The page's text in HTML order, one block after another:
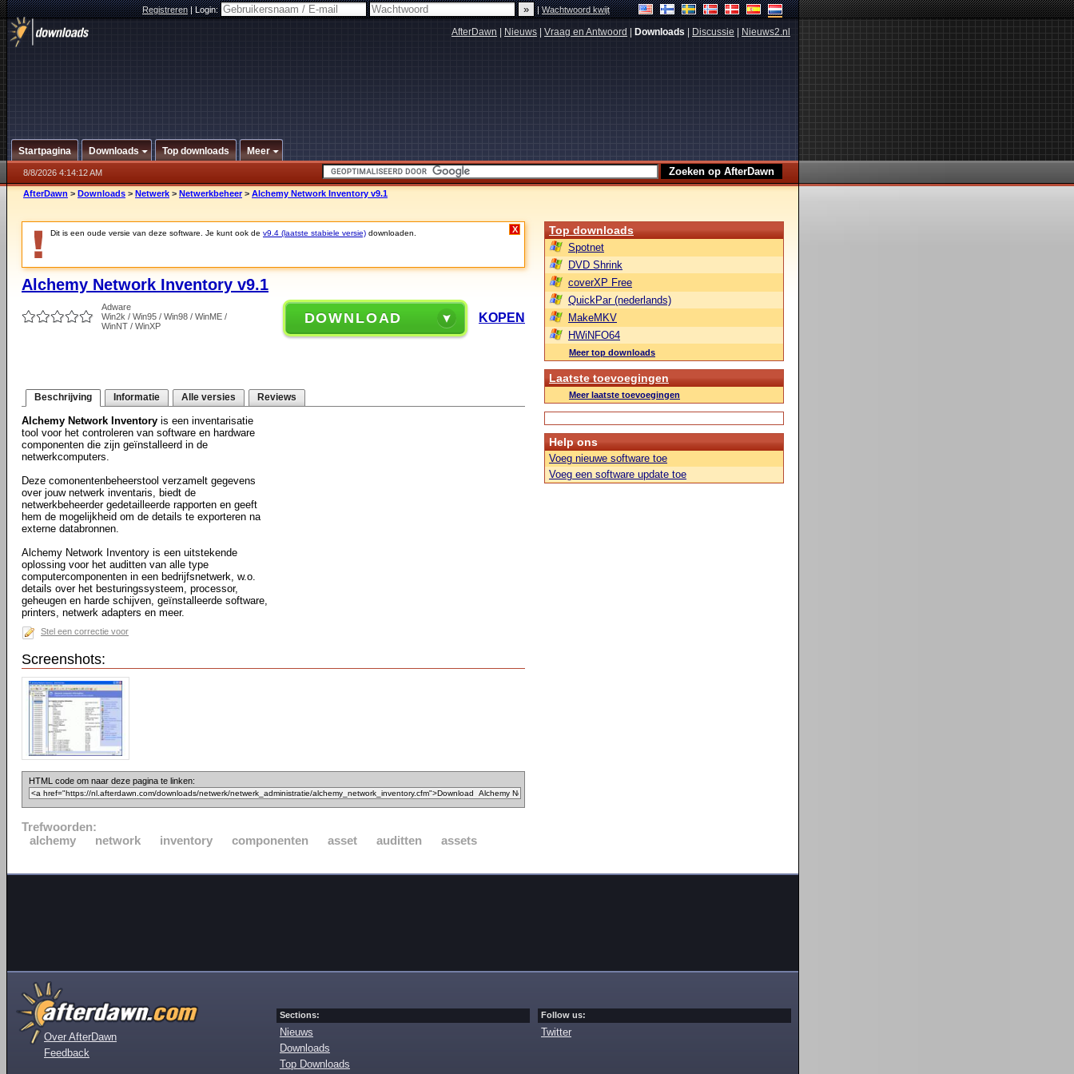
Registreren|Login: |Wachtwoord kwijt
AfterDawn Nieuws Vraag en Antwoord Downloads Discussie Nieuws2.nl
Startpagina Downloads Top downloads Meer
8/8/2026 4:14:12 AM
AfterDawn > Downloads > Netwerk > Netwerkbeheer > Alchemy Network Inventory v9.1
Dit is een oude versie van deze software. Je kunt ook de v9.4 (laatste stabiele versie) downloaden. X
Alchemy Network Inventory v9.1
Adware
Win2k / Win95 / Win98 / WinME /
WinNT / WinXP
DOWNLOAD KOPEN
Beschrijving Informatie Alle versies Reviews
Alchemy Network Inventory is een inventarisatie
tool voor het controleren van software en hardware
componenten die zijn geïnstalleerd in de
netwerkcomputers.
Deze comonentenbeheerstool verzamelt gegevens
over jouw netwerk inventaris, biedt de
netwerkbeheerder gedetailleerde rapporten en geeft
hem de mogelijkheid om de details te exporteren na
externe databronnen.
Alchemy Network Inventory is een uitstekende
oplossing voor het auditten van alle type
computercomponenten in een bedrijfsnetwerk, w.o.
details over het besturingssysteem, processor,
geheugen en harde schijven, geïnstalleerde software,
printers, netwerk adapters en meer.
Stel een correctie voor
Screenshots:
HTML code om naar deze pagina te linken:
Trefwoorden:
alchemy
network inventory componenten asset auditten assets
Top downloads
Spotnet
DVD Shrink
coverXP Free
QuickPar (nederlands)
MakeMKV
HWiNFO64
Meer top downloads
Laatste toevoegingen
Meer laatste toevoegingen
Help ons
Voeg nieuwe software toe
Voeg een software update toe
Over AfterDawn
Feedback
Sections:
Nieuws
Downloads
Top Downloads
Follow us:
Twitter